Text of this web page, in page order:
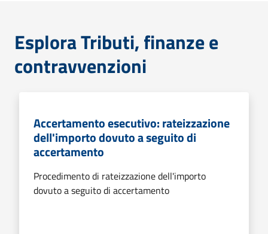
Esplora Tributi, finanze e
contravvenzioni
Accertamento esecutivo: rateizzazione
dell'importo dovuto a seguito di
accertamento
Procedimento di rateizzazione dell'importo
dovuto a seguito di accertamento